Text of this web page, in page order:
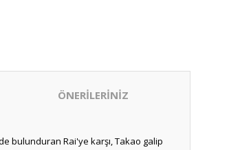
ÖNERİLERİNİZ
bulunduran Rai'ye karşı, Takao galip